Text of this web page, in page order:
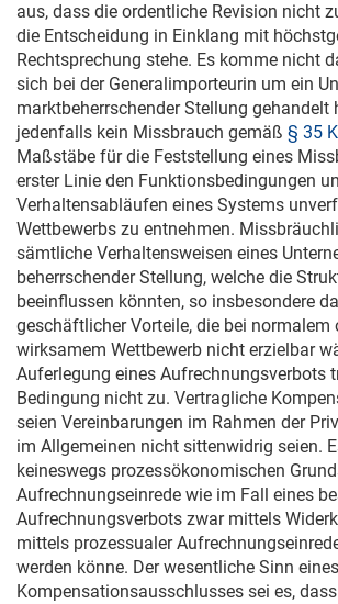
aus, dass die ordentliche Revision nicht
die Entscheidung in Einklang mit
Rechtsprechung stehe. Es komme nicht
sich bei der Generalimporteurin um ein
marktbeherrschender Stellung gehandelt
jedenfalls kein Missbrauch gemäß § 35
Maßstäbe für die Feststellung eines
erster Linie den Funktionsbedingungen
Verhaltensabläufen eines Systems
Wettbewerbs zu entnehmen.
sämtliche Verhaltensweisen eines
beherrschender Stellung, welche die
beeinflussen könnten, so insbesondere
geschäftlicher Vorteile, die bei normalem
wirksamem Wettbewerb nicht erzielbar
Auferlegung eines Aufrechnungsverbots
Bedingung nicht zu. Vertragliche
seien Vereinbarungen im Rahmen der
im Allgemeinen nicht sittenwidrig seien.
keineswegs prozessökonomischen
Aufrechnungseinrede wie im Fall eines
Aufrechnungsverbots zwar mittels
mittels prozessualer
werden könne. Der wesentliche Sinn
Kompensationsausschlusses sei es,